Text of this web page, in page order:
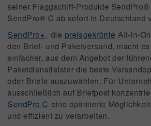
seiner Flaggschiff-Produkte SendPro®
SendPro® C ab sofort in Deutschland
SendPro+, die preisgekrönte All-in-
den Brief- und Paketversand, macht
einfacher, aus dem Angebot der
Paketdienstleister die beste
oder Briefe auszuwählen. Für
ausschließlich auf Briefpost
SendPro C eine optimierte
und effizient zu verarbeiten.